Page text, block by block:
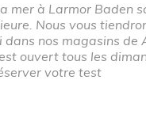
mer à Larmor Baden
Nous vous
nos magasins de
ouvert tous les
votre test